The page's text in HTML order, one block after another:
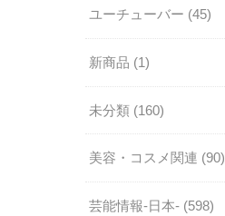
ユーチューバー (45)
新商品 (1)
未分類 (160)
美容・コスメ関連 (90)
芸能情報-日本- (598)